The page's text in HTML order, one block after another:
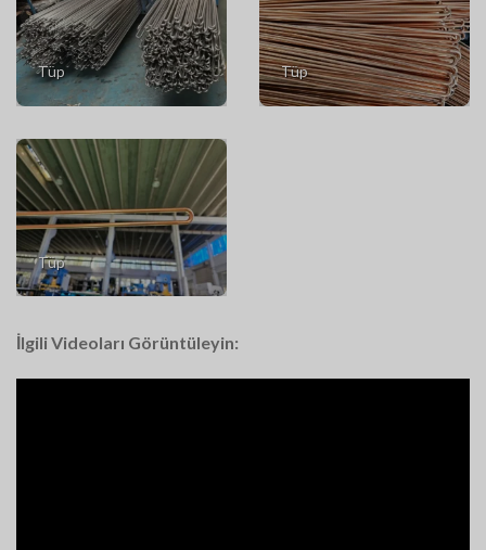
Tüp Tüp
Tüp
İlgili Videoları Görüntüleyin: